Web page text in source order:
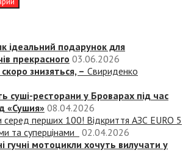
ідеальний подарунок для
прекрасного 03.06.2026
знизяться, – Свириденко
суші-ресторани у Броварах під час
«Сушия» 08.04.2026
серед перших 100! Відкриття АЗС EURO 5
та суперцінами
02.04.2026
гучні мотоцикли хочуть вилучати у